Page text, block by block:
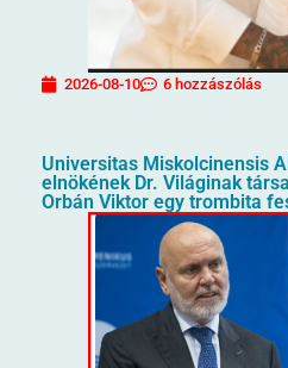
2026-08-10 6 hozzászólás
Universitas Miskolcinensis
elnökének Dr. Világinak
Orbán Viktor egy trombita